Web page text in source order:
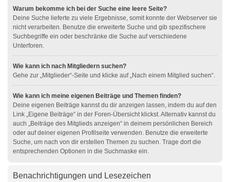
Warum bekomme ich bei der Suche eine leere Seite?
Deine Suche lieferte zu viele Ergebnisse, somit konnte der Webserver sie
nicht verarbeiten. Benutze die erweiterte Suche und gib spezifischere
Suchbegriffe ein oder beschränke die Suche auf verschiedene
Unterforen.
Wie kann ich nach Mitgliedern suchen?
Gehe zur „Mitglieder“-Seite und klicke auf „Nach einem Mitglied suchen“.
Wie kann ich meine eigenen Beiträge und Themen finden?
Deine eigenen Beiträge kannst du dir anzeigen lassen, indem du auf den
Link „Eigene Beiträge“ in der Foren-Übersicht klickst. Alternativ kannst du
auch „Beiträge des Mitglieds anzeigen“ in deinem persönlichen Bereich
oder auf deiner eigenen Profilseite verwenden. Benutze die erweiterte
Suche, um nach von dir erstellen Themen zu suchen. Trage dort die
entsprechenden Optionen in die Suchmaske ein.
Benachrichtigungen und Lesezeichen